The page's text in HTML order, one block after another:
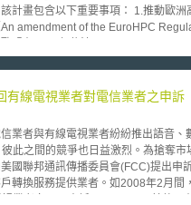
性的實施指引、安全保護措施和風險
有機關作法具一致性，使跨部門的業
保護範圍涵蓋所有政府設備設施、實
法律有比本指引更嚴格的要求，應優
風險與確保措施（risk mitigation
論及要求（the security zones
制要素（detail of individual control
下重要事項： 1.推動歐洲高效能運算聯
amendment of the EuroHPC
依該法內容，組織主要目標是在歐盟
雙重轉型。 (2)本次法規修正案為歐洲
各界開發人工智慧服務、產品及應用程
慧辦公室，制定歐洲層級的人工智慧
用人工智慧的組織提供財政支援。預
有線電視業者對電信業者之申訴
者與有線電視業者紛紛推出語音、
此之間的競爭也日益激烈。為搶奪市
國聯邦通訊傳播委員會(FCC)提出申
轉換服務提供業者。如2008年2月間